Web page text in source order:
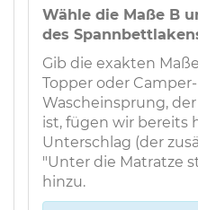
Wähle die Maße B
des
Gib die exakten
Topper oder
Wascheinsprung,
ist, fügen wir bereits
Unterschlag (der
"Unter die Matratze
hinzu.